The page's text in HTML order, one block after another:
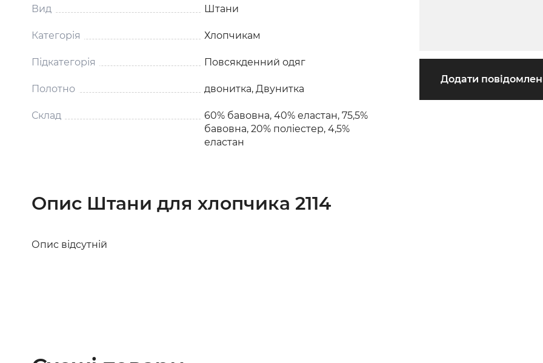
Вид Штани
Категорія Хлопчикам
Підкатегорія Повсякденний одяг
Полотно двонитка, Двунитка
Склад
60% бавовна, 40% еластан, 75,5%
бавовна, 20% поліестер, 4,5%
еластан
Опис Штани для хлопчика 2114
Опис відсутній
Додати